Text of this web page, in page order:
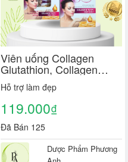
Viên uống Collagen
Glutathion, Collagen
Glutathion 400mg,
COLGEN EXTRA, iảm
thâm nám, sạm da- Hộp
30 viên
Hỗ trợ làm đẹp
119.000₫
Đã Bán 125
Dược Phẩm Phương